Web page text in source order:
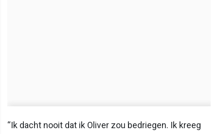
“Ik dacht nooit dat ik Oliver zou bedriegen. Ik kreeg